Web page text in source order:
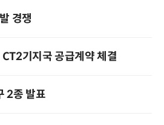
경쟁
기지국 공급계약 체결
2종 발표